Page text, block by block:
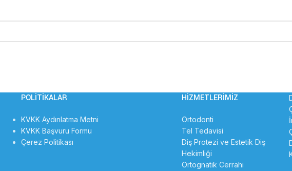
POLITIKALAR
KVKK Aydınlatma Metni
KVKK Başvuru Formu
Çerez Politikası
HIZMETLERIMIZ
Ortodonti
Tel Tedavisi
Diş Protezi ve Estetik Diş
Hekimliği
Ortognatik Cerrahi